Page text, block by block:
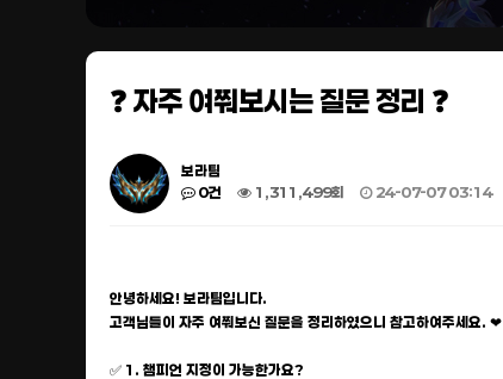
❓ 자주 여쭤보시는 질문 정리 ❓
보라팀
0건
1,311,499회 24-07-07 03:14
안녕하세요! 보라팀입니다.
고객님들이 자주 여쭤보신 질문을 정리하였으니 참고하여주세요. ❤
✅ 1. 챔피언 지정이 가능한가요?